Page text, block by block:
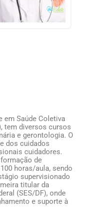
em Saúde Coletiva
tem diversos cursos
e gerontologia. O
dos cuidados
cuidadores.
de
horas/aula, sendo
supervisionado
titular da
(SES/DF), onde
e suporte à